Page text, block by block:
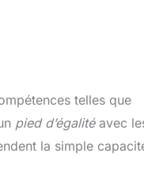
telles que
pied d’égalitéavec
la simple